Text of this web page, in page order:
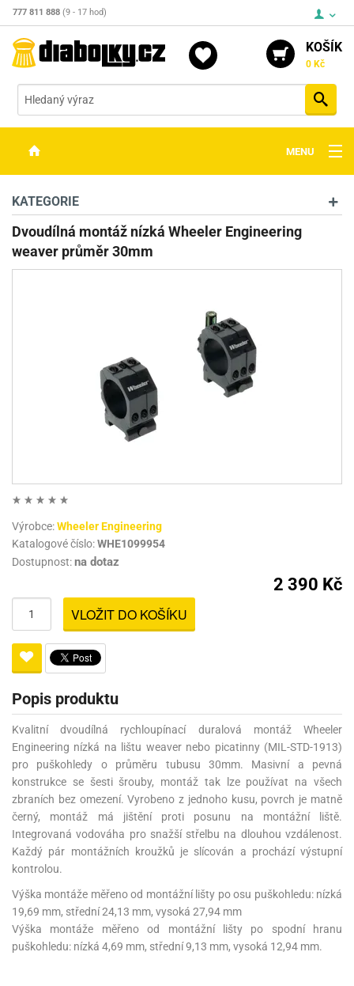
777 811 888 (9 - 17 hod)
KOŠÍK
0 Kč
MENU
OPTIKA
STŘELIVO
KATEGORIE
Dvoudílná montáž nízká Wheeler Engineering
weaver průměr 30mm
Výrobce:Wheeler Engineering
Katalogové číslo:WHE1099954
Dostupnost:na dotaz
2 390 Kč
VLOŽIT DO KOŠÍKU
Popis produktu
Kvalitní dvoudílná rychloupínací duralová montáž Wheeler
Engineering nízká na lištu weaver nebo picatinny (MIL-STD-1913)
pro puškohledy o průměru tubusu 30mm. Masivní a pevná
konstrukce se šesti šrouby, montáž tak lze používat na všech
zbraních bez omezení. Vyrobeno z jednoho kusu, povrch je matně
černý, montáž má jištění proti posunu na montážní liště.
Integrovaná vodováha pro snažší střelbu na dlouhou vzdálenost.
Každý pár montážních kroužků je slícován a prochází výstupní
kontrolou.
Výška montáže měřeno od montážní lišty po osu puškohledu: nízká
19,69 mm, střední 24,13 mm, vysoká 27,94 mm
Výška montáže měřeno od montážní lišty po spodní hranu
puškohledu: nízká 4,69 mm, střední 9,13 mm, vysoká 12,94 mm.